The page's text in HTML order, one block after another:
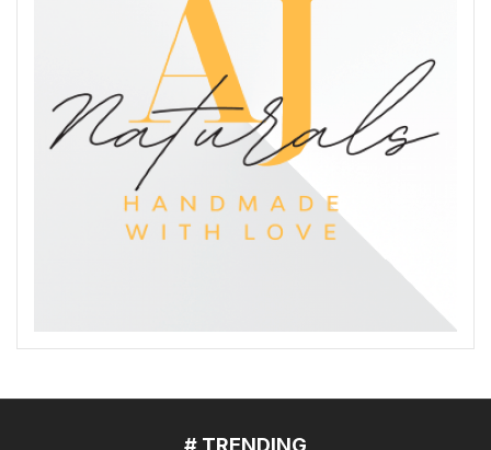
# TRENDING